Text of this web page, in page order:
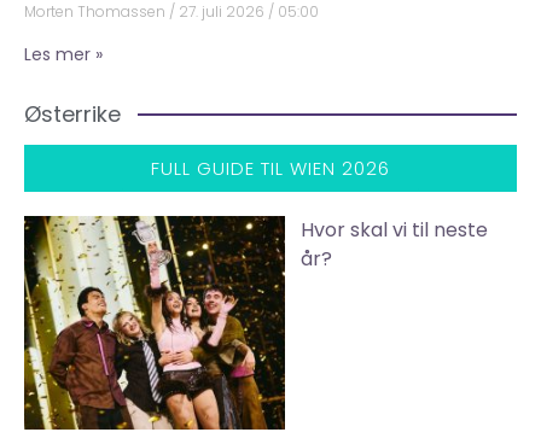
Morten Thomassen 27. juli 2026 05:00
Les mer »
Østerrike
FULL GUIDE TIL WIEN 2026
Hvor skal vi til neste
år?